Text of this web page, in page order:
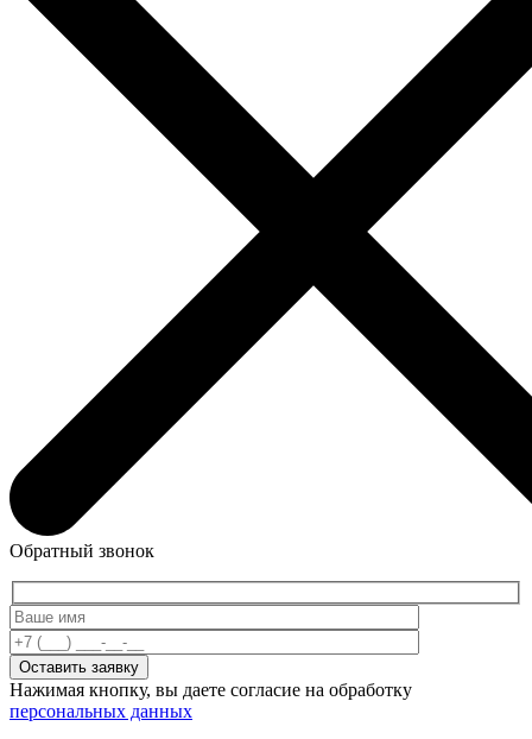
Обратный звонок
Нажимая кнопку, вы даете согласие на обработку
персональных данных